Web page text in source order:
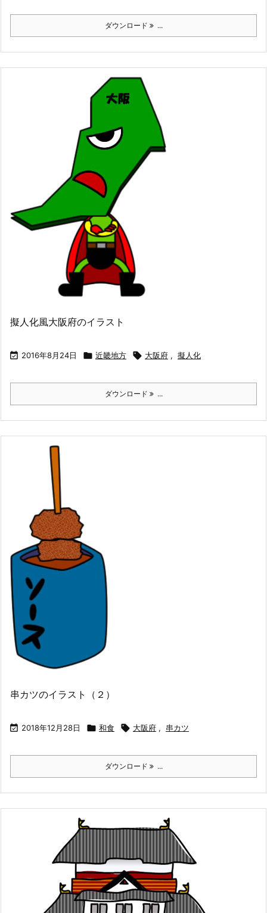
ダウンロード ...
擬人化風大阪府のイラスト
 2016年8月24日  近畿地方  大阪府 , 擬人化
ダウンロード ...
串カツのイラスト（２）
 2018年12月28日  和食  大阪府 , 串カツ
ダウンロード ...